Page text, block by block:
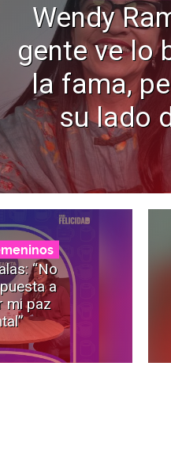
Wendy
gente ve lo
la fama,
su lado
“No
a
mi paz